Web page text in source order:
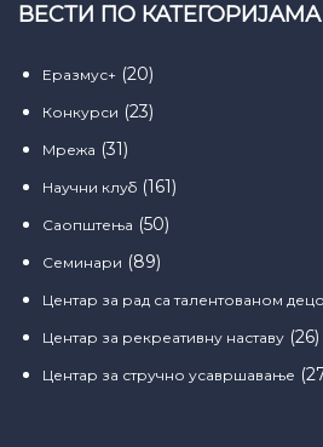
ВЕСТИ ПО КАТЕГОРИЈАМА
Еразмус+ (20)
Конкурси (23)
Мрежа (31)
Научни клуб (161)
Саопштења (50)
Семинари (89)
Центар за рад са талентованом
Центар за рекреативну наставу (26)
Центар за стручно усавршавање